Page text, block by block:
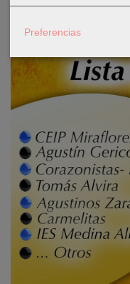
Preferencias